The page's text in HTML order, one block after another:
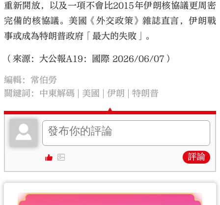
重新開放，以及一項不會比2015年伊朗核協議更周密
完備的核協議。美國《外交政策》雜誌直言，伊朗戰
事或成為特朗普政府「最大的失敗」。
（來源：大公報A19：國際 2026/06/07）
編輯：常伯勞
關鍵詞： 中東解碼 美國 伊朗 特朗普
評論